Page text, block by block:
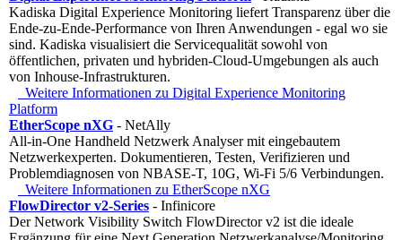
Kadiska Digital Experience Monitoring liefert Transparenz über die
Ende-zu-Ende-Performance von Ihren Anwendungen - egal wo sie
sind. Kadiska visualisiert die Servicequalität sowohl von
öffentlichen, privaten und hybriden-Cloud-Umgebungen als auch
von Inhouse-Infrastrukturen.
Weitere Informationen zu Digital Experience Monitoring
Platform
EtherScope nXG - NetAlly
All-in-One Handheld Netzwerk Analyser mit eingebautem
Netzwerkexperten. Dokumentieren, Testen, Verifizieren und
Problemdiagnosen von NBASE-T, 10G, Wi-Fi 5/6 Verbindungen.
Weitere Informationen zu EtherScope nXG
FlowDirector v2-Series - Infinicore
Der Network Visibility Switch FlowDirector v2 ist die ideale